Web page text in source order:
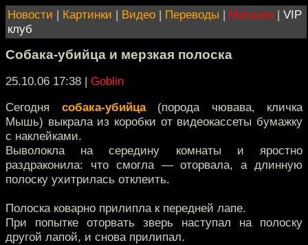
Новости | Картинки | Видео | Переводы | Магазин | VIP
клуб
Собака-убийца и мерзкая полоска
25.10.06 17:38 | Goblin
Сегодня собака-убийца(порода чювава, кличка
Мышь) выкрала из коробки от видеокассеты бумажку
с наклейками.
Выволокла на середину комнаты и яростно
раздраконила: что смогла — оторвала, а длинную
полоску ухитрилась отклеить.
Полоска коварно прилипла к передней лапе.
При попытке оторвать зверь наступал на полоску
другой лапой, и снова прилипал.